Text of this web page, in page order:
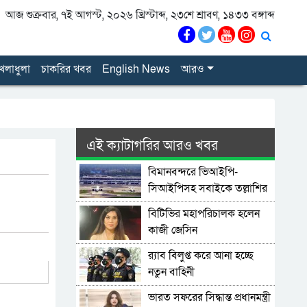
আজ শুক্রবার, ৭ই আগস্ট, ২০২৬ খ্রিস্টাব্দ, ২৩শে শ্রাবণ, ১৪৩৩ বঙ্গাব্দ
চাকরির খবর English News আরও
এই ক্যাটাগরির আরও খবর
বিমানবন্দরে ভিআইপি-
সিআইপিসহ সবাইকে তল্লাশির
নির্দেশ
বিটিভির মহাপরিচালক হলেন
কাজী জেসিন
র‍্যাব বিলুপ্ত করে আনা হচ্ছে
নতুন বাহিনী
ভারত সফরের সিদ্ধান্ত প্রধানমন্ত্রী